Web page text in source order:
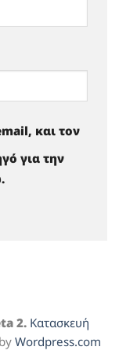
και τον
για την
2. Κατασκευή
Wordpress.com